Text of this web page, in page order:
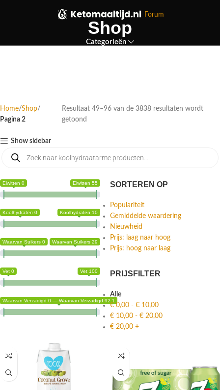
Forum
Shop
Categorieën
Home Shop
Pagina 2
Resultaat 49–96 van de 3838 resultaten wordt
getoond
Show sidebar
Eiwitten 0 Eiwitten 55
Koolhydraten 0 Koolhydraten 10
Waarvan Suikers 0 Waarvan Suikers 29
Vet 0 Vet 100
Waarvan Verzadigd 0 — Waarvan Verzadigd 92.1
SORTEREN OP
Populariteit
Gemiddelde waardering
Nieuwheid
Prijs: laag naar hoog
Prijs: hoog naar laag
PRIJSFILTER
Alle
€0,00 - € 10,00
€ 10,00 - € 20,00
€ 20,00 +